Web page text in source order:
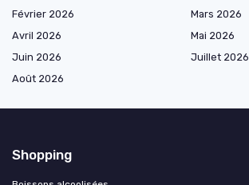
Février 2026
Mars 2026
Avril 2026
Mai 2026
Juin 2026
Juillet 2026
Août 2026
Shopping